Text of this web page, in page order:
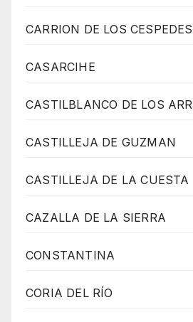
CARRION DE LOS CESPEDES
CASARCIHE
CASTILBLANCO DE LOS
CASTILLEJA DE GUZMAN
CASTILLEJA DE LA CUESTA
CAZALLA DE LA SIERRA
CONSTANTINA
CORIA DEL RÍO